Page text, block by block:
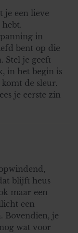
je een lieve
in
bent op die
Stel je geeft
in het begin is
de sleur.
je eerste zin
blijft heus
maar een
een
Bovendien, je
wat voor